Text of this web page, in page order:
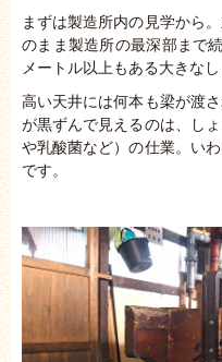
まずは製造所内の見学から
のまま製造所の最深部まで
メートル以上もある大きな
高い天井には何本も梁が渡
が黒ずんで見えるのは、し
や乳酸菌など）の仕業。い
です。